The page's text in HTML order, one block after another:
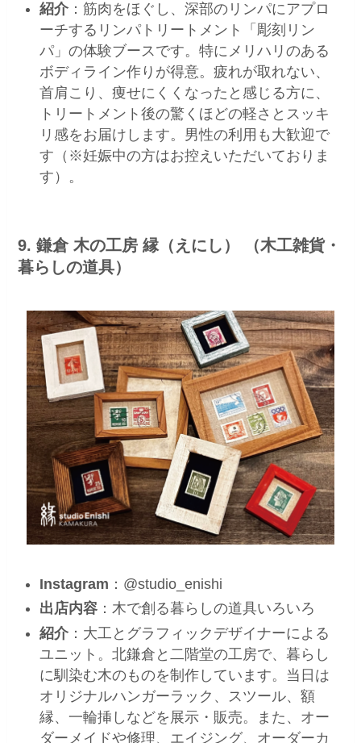
紹介 ：筋肉をほぐし、深部のリンパにアプロ
ーチするリンパトリートメント「彫刻リン
パ」の体験ブースです。特にメリハリのある
ボディライン作りが得意。疲れが取れない、
首肩こり、痩せにくくなったと感じる方に、
トリートメント後の驚くほどの軽さとスッキ
リ感をお届けします。男性の利用も大歓迎で
す（※妊娠中の方はお控えいただいておりま
す）。
9. 鎌倉 木の工房 縁（えにし） （木工雑貨・
暮らしの道具）
Instagram ：@studio_enishi
出店内容 ：木で創る暮らしの道具いろいろ
紹介 ：大工とグラフィックデザイナーによる
ユニット。北鎌倉と二階堂の工房で、暮らし
に馴染む木のものを制作しています。当日は
オリジナルハンガーラック、スツール、額
縁、一輪挿しなどを展示・販売。また、オー
ダーメイドや修理、エイジング、オーダーカ